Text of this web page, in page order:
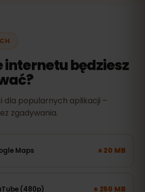
internetu będziesz
dla popularnych aplikacji –
zgadywania.
Maps ± 20 MB
(480p) ± 250 MB